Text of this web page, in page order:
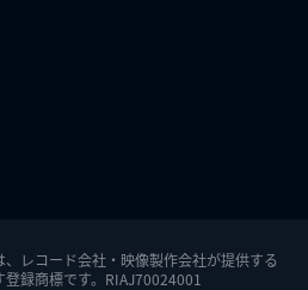
、レコード会社・映像製作会社が提供する
登録商標です。RIAJ70024001